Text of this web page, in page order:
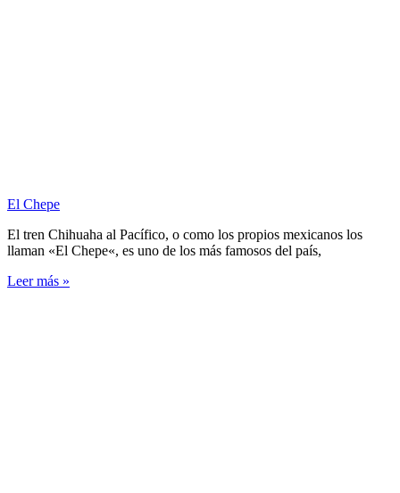
El Chepe
El tren Chihuaha al Pacífico, o como los propios mexicanos los
llaman «El Chepe«, es uno de los más famosos del país,
Leer más »